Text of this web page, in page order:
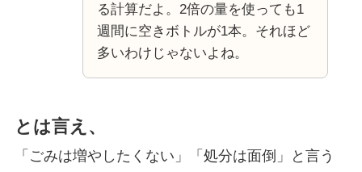
る計算だよ。2倍の量を使っても1
週間に空きボトルが1本。それほど
多いわけじゃないよね。
とは言え、
「ごみは増やしたくない」「処分は面倒」と言う